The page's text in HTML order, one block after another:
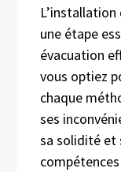
L’installation
une étape
évacuation
vous optiez
chaque
ses
sa solidité et